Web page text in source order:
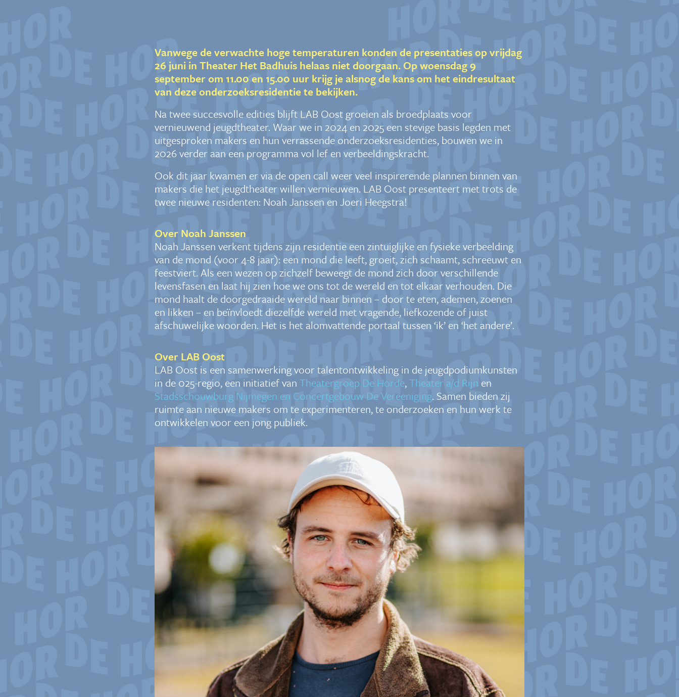
Vanwege de verwachte hoge temperaturen konden de presentaties op vrijdag
26 juni in Theater Het Badhuis helaas niet doorgaan. Op woensdag 9
september om 11.00 en 15.00 uur krijg je alsnog de kans om het eindresultaat
van deze onderzoeksresidentie te bekijken.
Na twee succesvolle edities blijft LAB Oost groeien als broedplaats voor
vernieuwend jeugdtheater. Waar we in 2024 en 2025 een stevige basis legden met
uitgesproken makers en hun verrassende onderzoeksresidenties, bouwen we in
2026 verder aan een programma vol lef en verbeeldingskracht.
Ook dit jaar kwamen er via de open call weer veel inspirerende plannen binnen van
makers die het jeugdtheater willen vernieuwen. LAB Oost presenteert met trots de
twee nieuwe residenten: Noah Janssen en Joeri Heegstra!
Over Noah Janssen
Noah Janssen verkent tijdens zijn residentie een zintuiglijke en fysieke verbeelding
van de mond (voor 4-8 jaar): een mond die leeft, groeit, zich schaamt, schreeuwt en
feestviert. Als een wezen op zichzelf beweegt de mond zich door verschillende
levensfasen en laat hij zien hoe we ons tot de wereld en tot elkaar verhouden. Die
mond haalt de doorgedraaide wereld naar binnen – door te eten, ademen, zoenen
en likken – en beïnvloedt diezelfde wereld met vragende, liefkozende of juist
afschuwelijke woorden. Het is het alomvattende portaal tussen ‘ik’ en ‘het andere’.
Over LAB Oost
LAB Oost is een samenwerking voor talentontwikkeling in de jeugdpodiumkunsten
in de 025-regio, een initiatief van Theatergroep De Horde,Theater a/d Rijn en
Stadsschouwburg Nijmegen en Concertgebouw De Vereeniging. Samen bieden zij
ruimte aan nieuwe makers om te experimenteren, te onderzoeken en hun werk te
ontwikkelen voor een jong publiek.